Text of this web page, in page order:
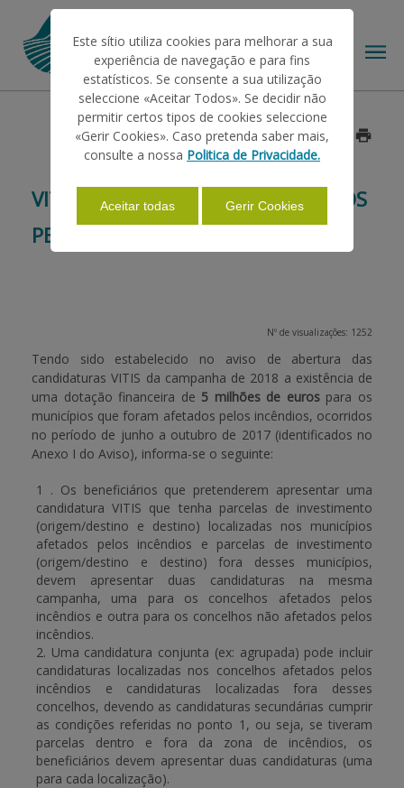
AJUDAS/APOIOS
INFORMAÇÕES
PAGAMENTOS
APOIO AO BENEFICIÁRIO
Entrar / Registar
VITIS 2018 - MUNICÍPIOS AFETADOS
PELOS INCÊNDIOS
Data: 2017/11/22
Nº de visualizações: 1252
Tendo sido estabelecido no aviso de abertura das
candidaturas VITIS da campanha de 2018 a existência de
uma dotação financeira de 5 milhões de eurospara os
municípios que foram afetados pelos incêndios, ocorridos
no período de junho a outubro de 2017 (identificados no
Anexo I do Aviso), informa-se o seguinte:
1 . Os beneficiários que pretenderem apresentar uma
candidatura VITIS que tenha parcelas de investimento
(origem/destino e destino) localizadas nos municípios
afetados pelos incêndios e parcelas de investimento
(origem/destino e destino) fora desses municípios,
devem apresentar duas candidaturas na mesma
campanha, uma para os concelhos afetados pelos
incêndios e outra para os concelhos não afetados pelos
incêndios.
2. Uma candidatura conjunta (ex: agrupada) pode incluir
candidaturas localizadas nos concelhos afetados pelos
incêndios e candidaturas localizadas fora desses
concelhos, devendo as candidaturas secundárias cumprir
as condições referidas no ponto 1, ou seja, se tiveram
parcelas dentro e fora da zona de incêndios, os
beneficiários devem apresentar duas candidaturas (uma
para cada localização).
Este sítio utiliza cookies para melhorar a sua
experiência de navegação e para fins
estatísticos. Se consente a sua utilização
seleccione «Aceitar Todos». Se decidir não
permitir certos tipos de cookies seleccione
«Gerir Cookies». Caso pretenda saber mais,
consulte a nossa Politica de Privacidade.
Aceitar todas Gerir Cookies